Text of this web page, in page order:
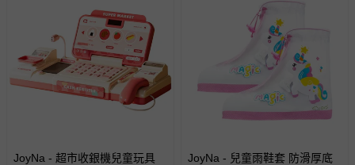
問，你可詳見：媽咪愛客服中心
預購商品：預購為海外同步代購，遇缺貨即會通知媽咪並協
助取消退款事宜。
商品如因「價格、組合」等錯誤原因，導致無法安排出貨，
會主動以簡訊及mail通知訂單取消事宜，並將提供適當補
JoyNa - 超市收銀機兒童玩具
JoyNa - 兒童雨鞋套 防滑厚底